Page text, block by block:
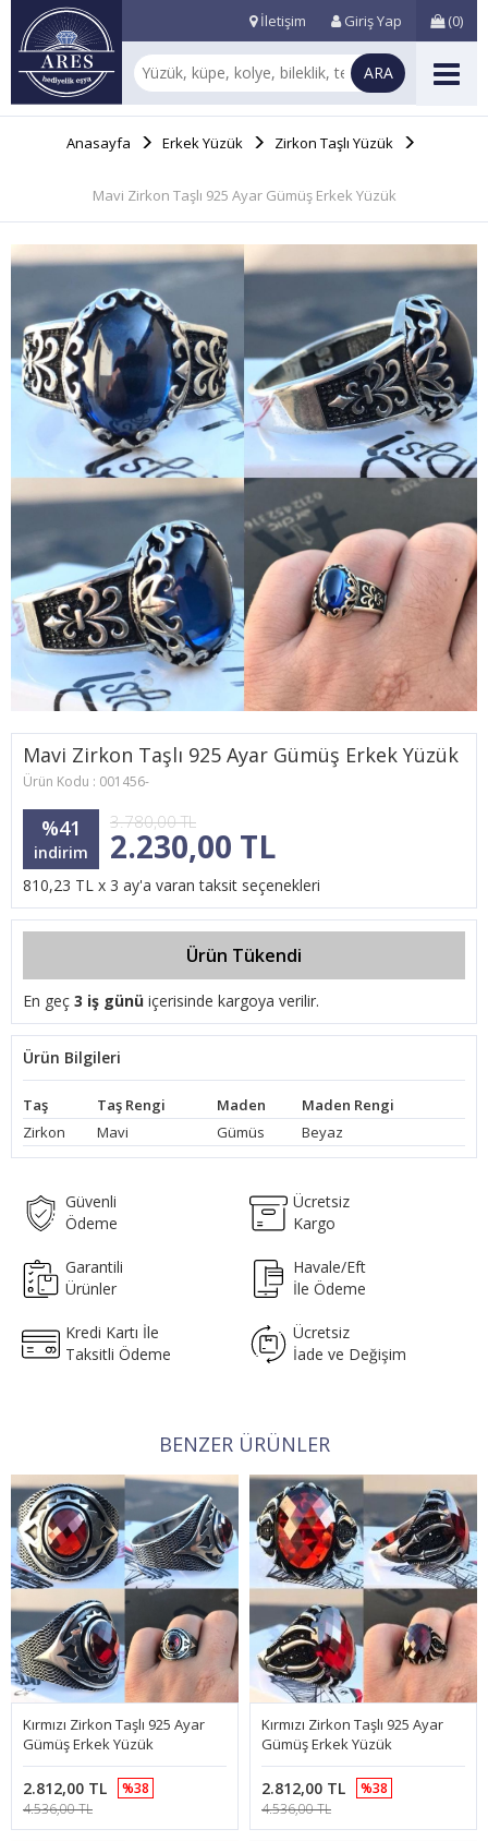
İletişim Giriş Yap (0)
Anasayfa Erkek Yüzük Zirkon Taşlı Yüzük
Mavi Zirkon Taşlı 925 Ayar Gümüş Erkek Yüzük
Mavi Zirkon Taşlı 925 Ayar Gümüş Erkek Yüzük
Ürün Kodu : 001456-
%41
indirim
3.780,00 TL
2.230,00 TL
810,23 TL x 3 ay'a varan taksit seçenekleri
Ürün Tükendi
En geç 3 iş günü içerisinde kargoya verilir.
Ürün Bilgileri
Taş Taş Rengi Maden
Maden Rengi
Zirkon
Mavi Gümüs Beyaz
Güvenli
Ödeme
Ücretsiz
Kargo
Garantili
Ürünler
Havale/Eft
İle Ödeme
Kredi Kartı İle
Taksitli Ödeme
Ücretsiz
İade ve Değişim
BENZER ÜRÜNLER
Kırmızı Zirkon Taşlı 925 Ayar
Gümüş Erkek Yüzük
2.812,00 TL
%38
4.536,00 TL
Kırmızı Zirkon Taşlı 925 Ayar
Gümüş Erkek Yüzük
2.812,00 TL
%38
4.536,00 TL